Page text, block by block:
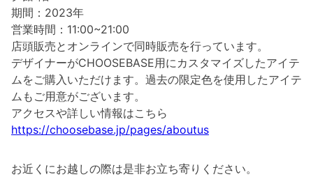
期間：2023年
営業時間：11:00~21:00
店頭販売とオンラインで同時販売を行っています。
デザイナーがCHOOSEBASE用にカスタマイズしたアイテ
ムをご購入いただけます。過去の限定色を使用したアイテ
ムもご用意がございます。
アクセスや詳しい情報はこちら
https://choosebase.jp/pages/aboutus
お近くにお越しの際は是非お立ち寄りください。